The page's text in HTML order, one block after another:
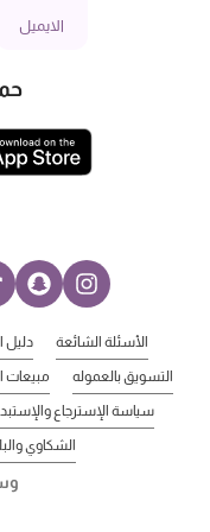
الايميل
الأسئلة الشائعة دليل
التسويق بالعموله مبيعات
سياسة الإسترجاع والإستبدال
الشكاوي